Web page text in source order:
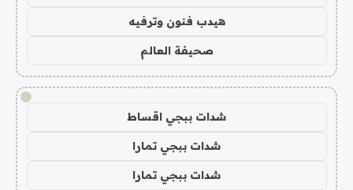
هيدب فنون وترفيه
صحيفة العالم
!
شدات ببجي اقساط
شدات ببجي تمارا
شدات ببجي تمارا